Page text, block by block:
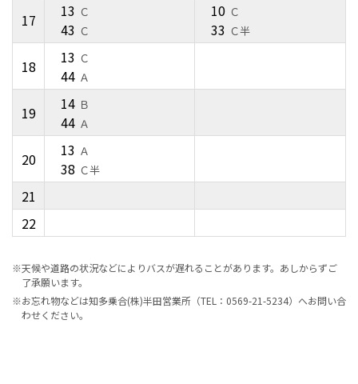
17
18
19
20
21
22
13 Ｃ
43 Ｃ
13 Ｃ
44 Ａ
14 Ｂ
44 Ａ
13 Ａ
38 Ｃ半
10 Ｃ
33 Ｃ半
※天候や道路の状況などによりバスが遅れることがあります。あしからずご
了承願います。
※お忘れ物などは知多乗合(株)半田営業所（TEL：0569-21-5234）へお問い合
わせください。